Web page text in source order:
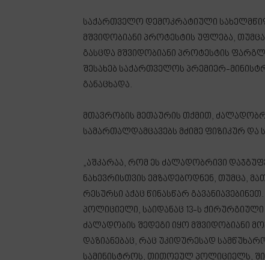
საქართველო დემოკრატიული
მშვიდობიანი პროტესტის უფლება,
გასცდა მშვიდობიანი პროტესტის
შესახებ საქართველოს პრემიერ-
განაცხადა.
მთავრობის მეთაურის თქმით,
სამართალდამცავებს მძიმე ფიზიკურ და
„აშკარაა, რომ ეს ძალადობრივი
ნახევრისთვის ემზადებოდნენ, თუმცა,
რესურსი აქაც წინასწარ
პოლიციელი, საიდანაც 13-ს
ძალადობის შედეგი იყო მშვიდობიანი
დაზიანებაც, რაც უკიდურესად
სამინისტროს, თითოეულ პოლიციელს,